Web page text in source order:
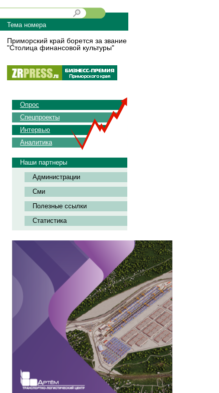
Тема номера
Приморский край борется за звание
"Столица финансовой культуры"
Опрос
Спецпроекты
Интервью
Аналитика
Наши партнеры
Администрации
Сми
Полезные ссылки
Статистика